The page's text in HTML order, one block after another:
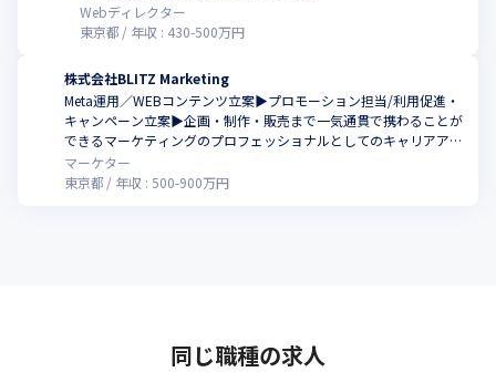
Webディレクター
東京都
年収 : 430-500万円
株式会社BLITZ Marketing
Meta運用／WEBコンテンツ立案▶プロモーション担当/利用促進・
キャンペーン立案▶企画・制作・販売まで一気通貫で携わることが
できるマーケティングのプロフェッショナルとしてのキャリアアッ
プを目指しませんか？▶新設ポジション・新規施策
マーケター
東京都
年収 : 500-900万円
同じ職種の求人